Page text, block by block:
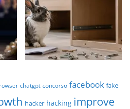
chatgpt concorso facebook fake
hacker hacking improve